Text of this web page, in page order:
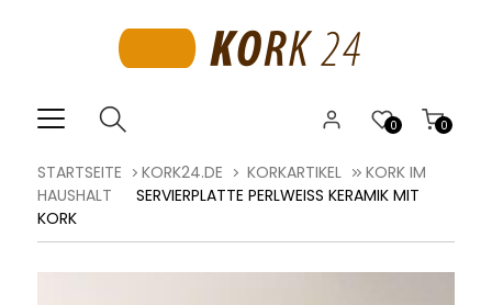
0
0
STARTSEITE KORK24.DE KORKARTIKEL
KORK IM
HAUSHALT
SERVIERPLATTE PERLWEISS KERAMIK MIT K
ORK